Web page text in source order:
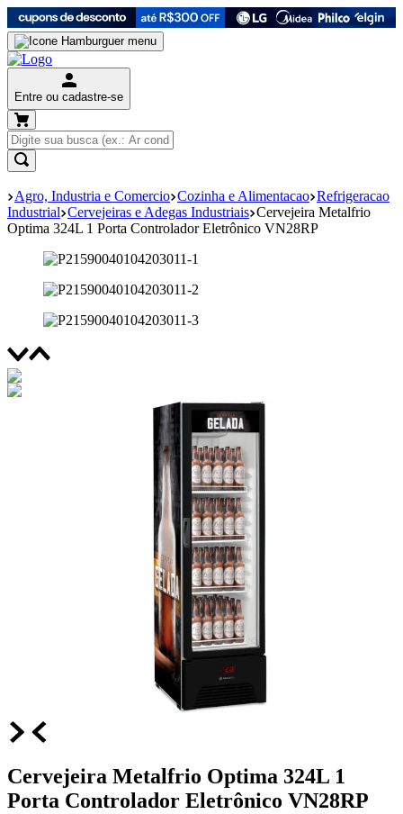
Entre ou cadastre-se
Agro, Industria e Comercio Cozinha e Alimentacao Refrigeracao
Industrial Cervejeiras e Adegas Industriais Cervejeira Metalfrio
Optima 324L 1 Porta Controlador Eletrônico VN28RP
Cervejeira Metalfrio Optima 324L 1
Porta Controlador Eletrônico VN28RP